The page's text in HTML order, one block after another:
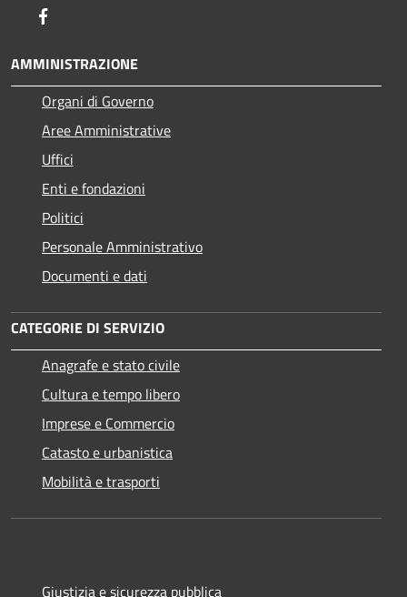
AMMINISTRAZIONE
Organi di Governo
Aree Amministrative
Uffici
Enti e fondazioni
Politici
Personale Amministrativo
Documenti e dati
CATEGORIE DI SERVIZIO
Anagrafe e stato civile
Cultura e tempo libero
Imprese e Commercio
Catasto e urbanistica
Mobilità e trasporti
Giustizia e sicurezza pubblica